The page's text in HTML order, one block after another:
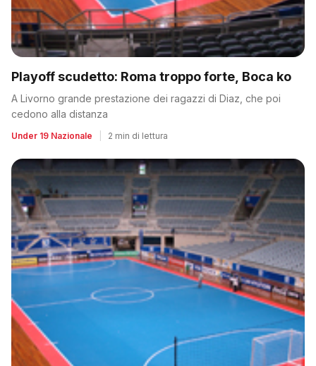
Playoff scudetto: Roma troppo forte, Boca ko
A Livorno grande prestazione dei ragazzi di Diaz, che poi
cedono alla distanza
Under 19 Nazionale 2 min di lettura